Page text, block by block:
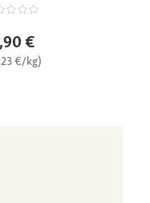
€
€/kg)